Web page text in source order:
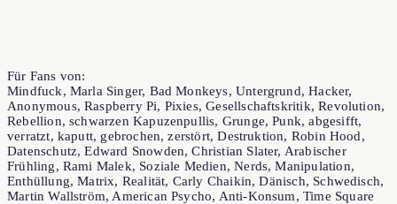
Für Fans von:
Mindfuck, Marla Singer, Bad Monkeys, Untergrund, Hacker,
Anonymous, Raspberry Pi, Pixies, Gesellschaftskritik, Revolution,
Rebellion, schwarzen Kapuzenpullis, Grunge, Punk, abgesifft,
verratzt, kaputt, gebrochen, zerstört, Destruktion, Robin Hood,
Datenschutz, Edward Snowden, Christian Slater, Arabischer
Frühling, Rami Malek, Soziale Medien, Nerds, Manipulation,
Enthüllung, Matrix, Realität, Carly Chaikin, Dänisch, Schwedisch,
Martin Wallström, American Psycho, Anti-Konsum, Time Square